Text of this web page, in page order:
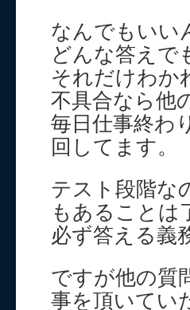
なんでもいい
どんな答えで
それだけわ
不具合なら他
毎日仕事終わ
回してます。
テスト段階な
もあることは
必ず答える義
ですが他の質
事を頂いてい